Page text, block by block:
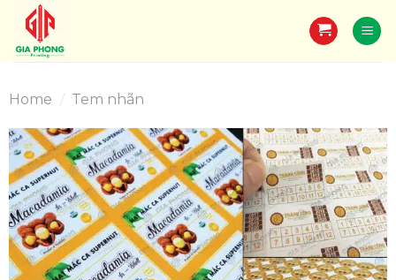
content
Home / Tem nhãn